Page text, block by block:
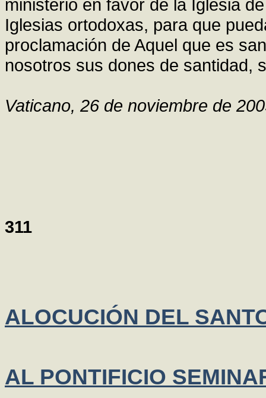
ministerio en favor de la Iglesia
Iglesias ortodoxas, para que
proclamación de Aquel que es
nosotros sus dones de santidad,
Vaticano, 26 de noviembre de
311
ALOCUCIÓN DEL
AL PONTIFICIO